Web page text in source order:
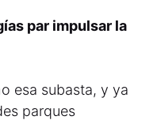
par impulsar la
esa subasta, y ya
parques